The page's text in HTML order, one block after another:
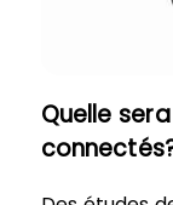
Quelle